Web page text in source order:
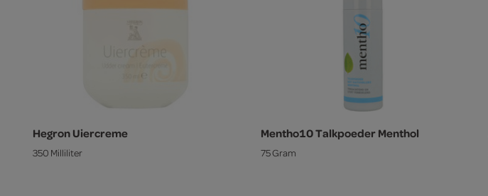
Hegron Uiercreme
350 Milliliter
Mentho10 Talkpoeder Menthol
75 Gram